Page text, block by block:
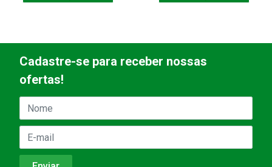
Cadastre-se para receber nossas
ofertas!